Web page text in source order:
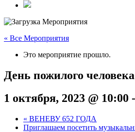
« Все Мероприятия
Это мероприятие прошло.
День пожилого человека
1 октября, 2023 @ 10:00 -
« ВЕНЕВУ 652 ГОДА
Приглашаем посетить